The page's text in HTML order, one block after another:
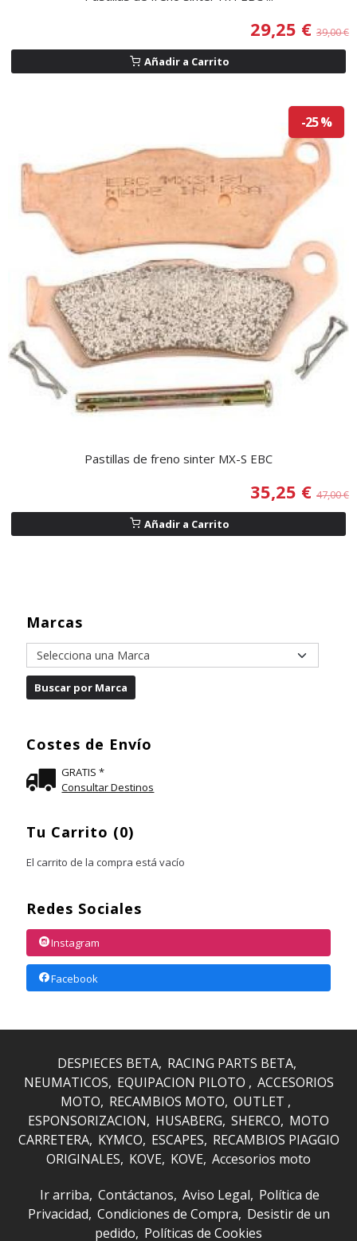
Marcas
Costes de Envío
GRATIS *
Consultar Destinos
Tu Carrito (0)
El carrito de la compra está vacío
Redes Sociales
Instagram
Facebook
29,25 € 39,00 €
Añadir a Carrito
-25 %
Pastillas de freno sinter MX-S EBC
35,25 € 47,00 €
Añadir a Carrito
DESPIECES BETA RACING PARTS BETA
NEUMATICOS EQUIPACION PILOTO
ACCESORIOS
MOTO RECAMBIOS MOTO OUTLET
ESPONSORIZACION
HUSABERG SHERCO MOTO
CARRETERA KYMCO ESCAPES RECAMBIOS PIAGGIO
ORIGINALES KOVE KOVE Accesorios moto
Ir arriba Contáctanos Aviso Legal Política de
Privacidad Condiciones de Compra Desistir de un
pedido Políticas de Cookies